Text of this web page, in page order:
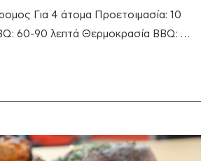
Για 4 άτομα Προετοιμασία: 10
60-90 λεπτά Θερμοκρασία BBQ: …